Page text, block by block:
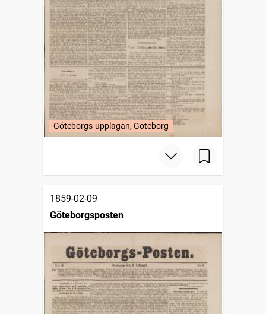
Göteborgs-upplagan, Göteborg
1859-02-09
Göteborgsposten